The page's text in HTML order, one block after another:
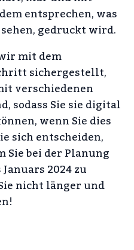
entsprechen, was
gedruckt wird.
mit dem
sichergestellt,
verschiedenen
sodass Sie sie digital
wenn Sie dies
sich entscheiden,
Sie bei der Planung
2024 zu
nicht länger und